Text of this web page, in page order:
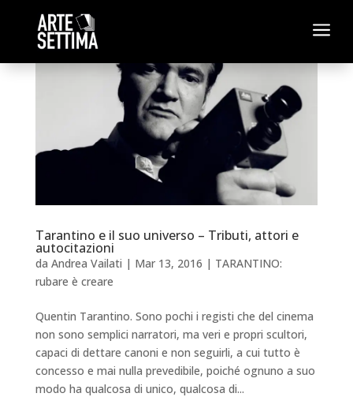
a
Tarantino e il suo universo – Tributi, attori e
autocitazioni
da Andrea Vailati | Mar 13, 2016 | TARANTINO:
rubare è creare
Quentin Tarantino. Sono pochi i registi che del cinema
non sono semplici narratori, ma veri e propri scultori,
capaci di dettare canoni e non seguirli, a cui tutto è
concesso e mai nulla prevedibile, poiché ognuno a suo
modo ha qualcosa di unico, qualcosa di...